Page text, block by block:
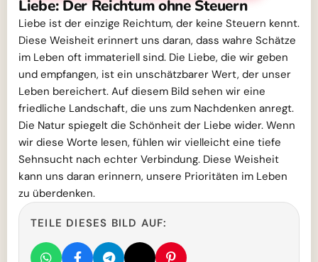
Liebe: Der Reichtum ohne Steuern
Liebe ist der einzige Reichtum, der keine Steuern kennt.
Diese Weisheit erinnert uns daran, dass wahre Schätze
im Leben oft immateriell sind. Die Liebe, die wir geben
und empfangen, ist ein unschätzbarer Wert, der unser
Leben bereichert. Auf diesem Bild sehen wir eine
friedliche Landschaft, die uns zum Nachdenken anregt.
Die Natur spiegelt die Schönheit der Liebe wider. Wenn
wir diese Worte lesen, fühlen wir vielleicht eine tiefe
Sehnsucht nach echter Verbindung. Diese Weisheit
kann uns daran erinnern, unsere Prioritäten im Leben
zu überdenken.
TEILE DIESES BILD AUF: